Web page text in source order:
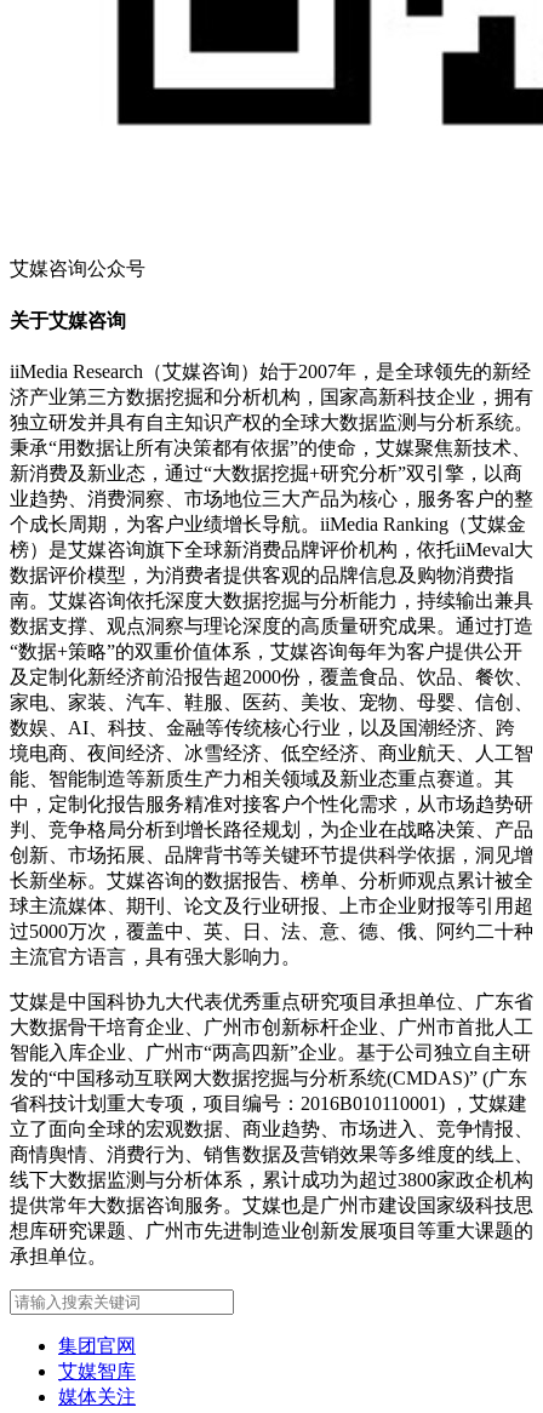
艾媒咨询公众号
关于艾媒咨询
iiMedia Research（艾媒咨询）始于2007年，是全球领先的新经
济产业第三方数据挖掘和分析机构，国家高新科技企业，拥有
独立研发并具有自主知识产权的全球大数据监测与分析系统。
秉承“用数据让所有决策都有依据”的使命，艾媒聚焦新技术、
新消费及新业态，通过“大数据挖掘+研究分析”双引擎，以商
业趋势、消费洞察、市场地位三大产品为核心，服务客户的整
个成长周期，为客户业绩增长导航。iiMedia Ranking（艾媒金
榜）是艾媒咨询旗下全球新消费品牌评价机构，依托iiMeval大
数据评价模型，为消费者提供客观的品牌信息及购物消费指
南。艾媒咨询依托深度大数据挖掘与分析能力，持续输出兼具
数据支撑、观点洞察与理论深度的高质量研究成果。通过打造
“数据+策略”的双重价值体系，艾媒咨询每年为客户提供公开
及定制化新经济前沿报告超2000份，覆盖食品、饮品、餐饮、
家电、家装、汽车、鞋服、医药、美妆、宠物、母婴、信创、
数娱、AI、科技、金融等传统核心行业，以及国潮经济、跨
境电商、夜间经济、冰雪经济、低空经济、商业航天、人工智
能、智能制造等新质生产力相关领域及新业态重点赛道。其
中，定制化报告服务精准对接客户个性化需求，从市场趋势研
判、竞争格局分析到增长路径规划，为企业在战略决策、产品
创新、市场拓展、品牌背书等关键环节提供科学依据，洞见增
长新坐标。艾媒咨询的数据报告、榜单、分析师观点累计被全
球主流媒体、期刊、论文及行业研报、上市企业财报等引用超
过5000万次，覆盖中、英、日、法、意、德、俄、阿约二十种
主流官方语言，具有强大影响力。
艾媒是中国科协九大代表优秀重点研究项目承担单位、广东省
大数据骨干培育企业、广州市创新标杆企业、广州市首批人工
智能入库企业、广州市“两高四新”企业。基于公司独立自主研
发的“中国移动互联网大数据挖掘与分析系统(CMDAS)” (广东
省科技计划重大专项，项目编号：2016B010110001) ，艾媒建
立了面向全球的宏观数据、商业趋势、市场进入、竞争情报、
商情舆情、消费行为、销售数据及营销效果等多维度的线上、
线下大数据监测与分析体系，累计成功为超过3800家政企机构
提供常年大数据咨询服务。艾媒也是广州市建设国家级科技思
想库研究课题、广州市先进制造业创新发展项目等重大课题的
承担单位。
集团官网
艾媒智库
媒体关注